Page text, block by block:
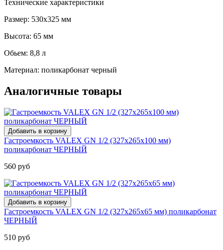
Технические характеристики
Размер: 530х325 мм
Высота: 65 мм
Обьем: 8,8 л
Материал: поликарбонат черный
Аналогичные товары
Гастроемкость VALEX GN 1/2 (327х265х100 мм)
поликарбонат ЧЕРНЫЙ
560 руб
Гастроемкость VALEX GN 1/2 (327х265х65 мм) поликарбонат
ЧЕРНЫЙ
510 руб